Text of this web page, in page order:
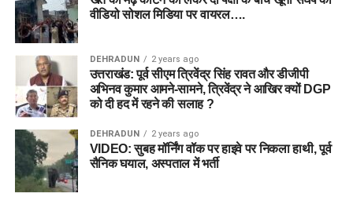
वीडियो सोशल मिडिया पर वायरल….
DEHRADUN 2 years ago
उत्तराखंड: पूर्व सीएम त्रिवेंद्र सिंह रावत और डीजीपी
अभिनव कुमार आमने-सामने, त्रिवेंद्र ने आखिर क्यों DGP
को दी हद में रहने की सलाह ?
DEHRADUN 2 years ago
VIDEO: सुबह मॉर्निंग वॉक पर हाइवे पर निकला हाथी, पूर्व
सैनिक घयाल, अस्पताल में भर्ती